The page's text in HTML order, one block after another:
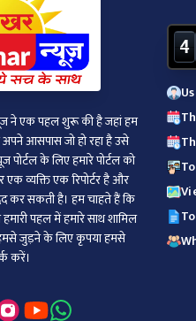
ने एक पहल शुरू की है जहां हम
अपने आसपास जो हो रहा है उसे
पोर्टल के लिए हमारे पोर्टल को
व्यक्ति एक रिपोर्टर है और
कर सकती है। हम चाहते हैं कि
पहल में हमारे साथ शामिल
जुड़ने के लिए कृपया हमसे
करें।
4